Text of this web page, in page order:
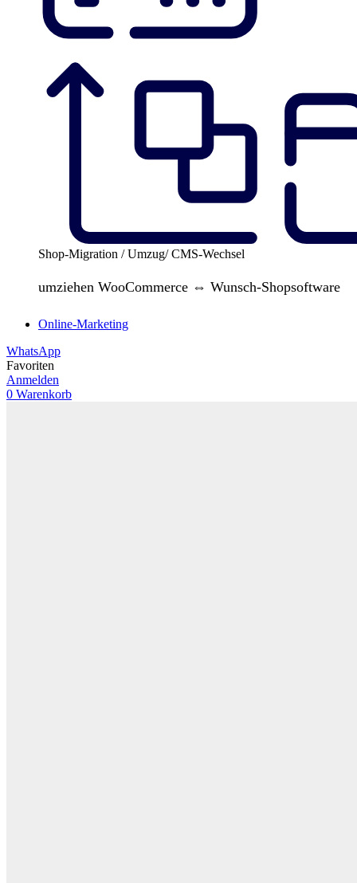
Shop-Migration / Umzug/ CMS-Wechsel
umziehen WooCommerce ⇔ Wunsch-Shopsoftware
Online-Marketing
WhatsApp
Favoriten
Anmelden
0 Warenkorb